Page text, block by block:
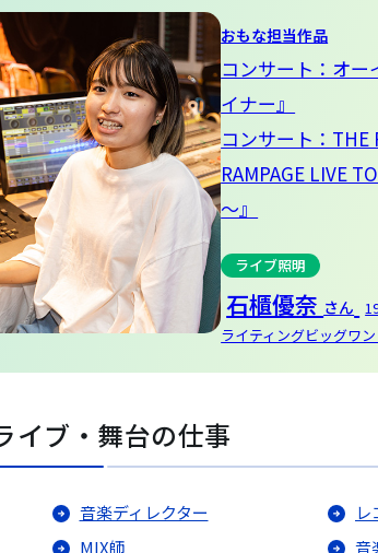
おもな担当作品
コンサート：オ
イナー』
コンサート：THE
RAMPAGE LIVE
～』
ライブ照明
石櫃優奈 さん
ライティングビッグワン
イブ・舞台の仕事
音楽ディレクター
MIX師 音